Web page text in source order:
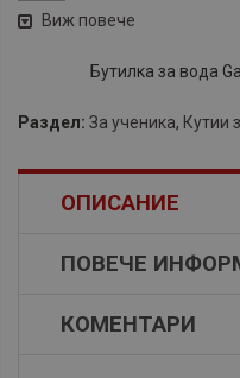
Виж повече
Бутилка за вода
Раздел: За ученика, Кутии
ОПИСАНИЕ
ПОВЕЧЕ
КОМЕНТАРИ